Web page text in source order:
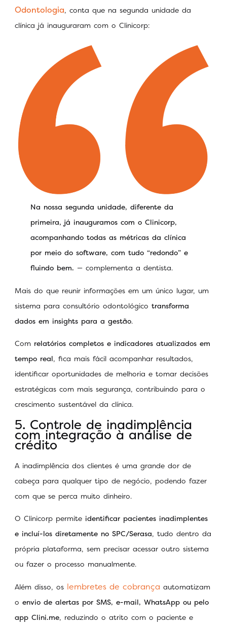
Odontologia, conta que na segunda unidade da
clínica já inauguraram com o Clinicorp:
Na nossa segunda unidade, diferente da
primeira, já inauguramos com o Clinicorp,
acompanhando todas as métricas da clínica
por meio do software, com tudo “redondo” e
fluindo bem. — complementa a dentista.
Mais do que reunir informações em um único lugar, um
sistema para consultório odontológico transforma
dados em insights para a gestão.
Com relatórios completos e indicadores atualizados em
tempo real, fica mais fácil acompanhar resultados,
identificar oportunidades de melhoria e tomar decisões
estratégicas com mais segurança, contribuindo para o
crescimento sustentável da clínica.
5. Controle de inadimplência
com integração à análise de
crédito
A inadimplência dos clientes é uma grande dor de
cabeça para qualquer tipo de negócio, podendo fazer
com que se perca muito dinheiro.
O Clinicorp permite identificar pacientes inadimplentes
e incluí-los diretamente no SPC/Serasa, tudo dentro da
própria plataforma, sem precisar acessar outro sistema
ou fazer o processo manualmente.
Além disso, os lembretes de cobrança automatizam
o envio de alertas por SMS, e-mail, WhatsApp ou pelo
app Clini.me, reduzindo o atrito com o paciente e